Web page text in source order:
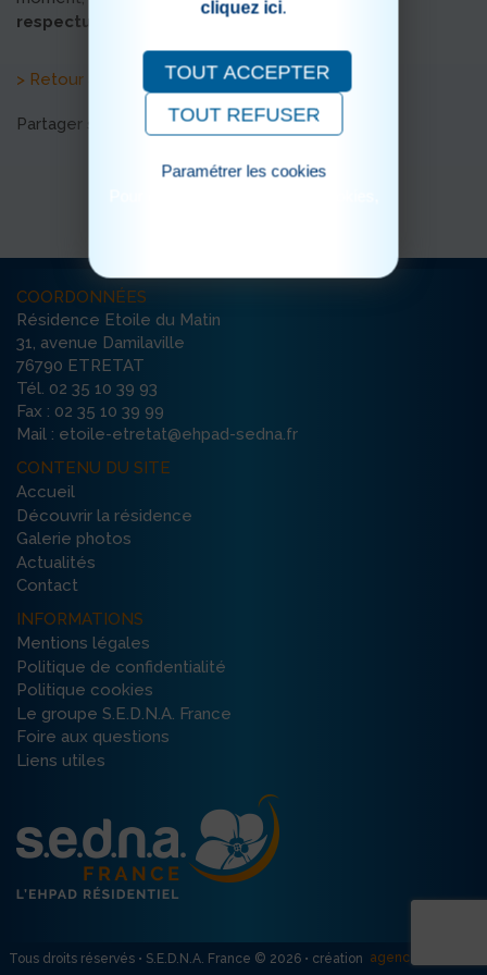
respectueuse
du rythme de chacun.
> Retour aux actualités
Partager sur les réseaux sociaux
COORDONNÉES
Résidence Etoile du Matin
31, avenue Damilaville
76790 ETRETAT
Tél. 02 35 10 39 93
Fax : 02 35 10 39 99
Mail : etoile-etretat@ehpad-sedna.fr
CONTENU DU SITE
Accueil
Découvrir la résidence
Galerie photos
Actualités
Contact
INFORMATIONS
Mentions légales
Politique de confidentialité
Politique cookies
Le groupe S.E.D.N.A. France
Foire aux questions
Liens utiles
Tous droits réservés • S.E.D.N.A. France © 2026 • création agence R créativ’
cliquez ici.
TOUT ACCEPTER
TOUT REFUSER
Paramétrer les cookies